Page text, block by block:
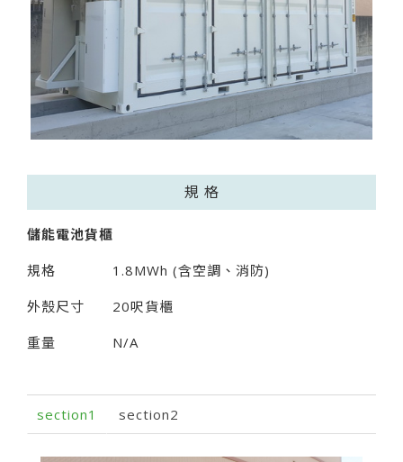
規 格
儲能電池貨櫃
規格
1.8MWh (含空調、消防)
外殼尺寸
20呎貨櫃
重量
N/A
section1 section2